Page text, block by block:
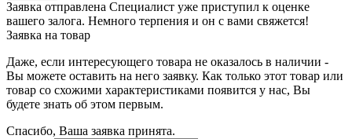
Заявка отправлена Специалист уже приступил к оценке
вашего залога. Немного терпения и он с вами свяжется!
Заявка на товар
Даже, если интересующего товара не оказалось в наличии -
Вы можете оставить на него заявку. Как только этот товар или
товар со схожими характеристиками появится у нас, Вы
будете знать об этом первым.
Спасибо, Ваша заявка принята.